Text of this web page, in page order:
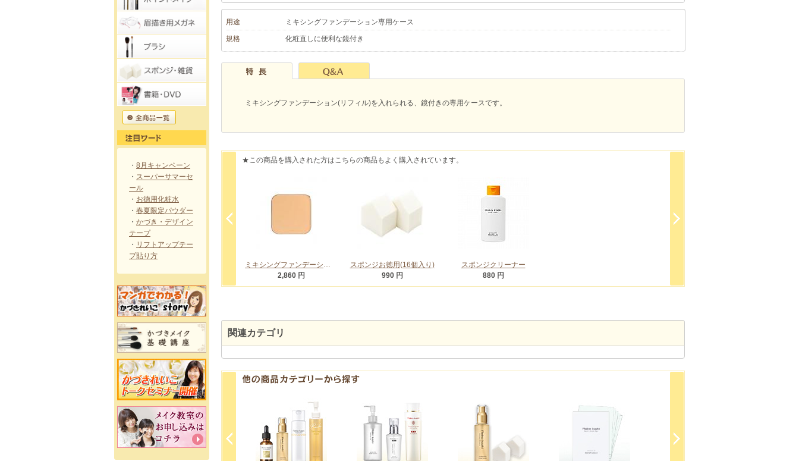
・ 8月キャンペーン
・ スーパーサマーセ
ール
・ お徳用化粧水
・ 春夏限定パウダー
・ かづき・デザイン
テープ
・ リフトアップテー
プ貼り方
用途
ミキシングファンデーション専用ケース
規格
化粧直しに便利な鏡付き
ミキシングファンデーション(リフィル)を入れられる、鏡付きの専用ケースです。
★この商品を購入された方はこちらの商品もよく購入されています。
ミキシングファンデーション(リフィル)
2,860 円
スポンジお徳用(16個入り)
990 円
スポンジクリーナー
880 円
関連カテゴリ